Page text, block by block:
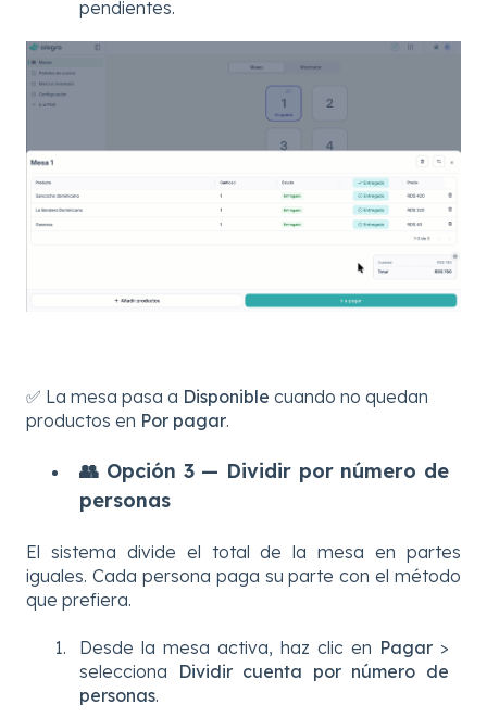
pendientes.
✅ La mesa pasa a Disponible cuando no quedan
productos en Por pagar.
👥 Opción 3 — Dividir por número de
personas
El sistema divide el total de la mesa en partes
iguales. Cada persona paga su parte con el método
que prefiera.
Desde la mesa activa, haz clic en Pagar>
selecciona
Dividir cuenta por número de
personas.